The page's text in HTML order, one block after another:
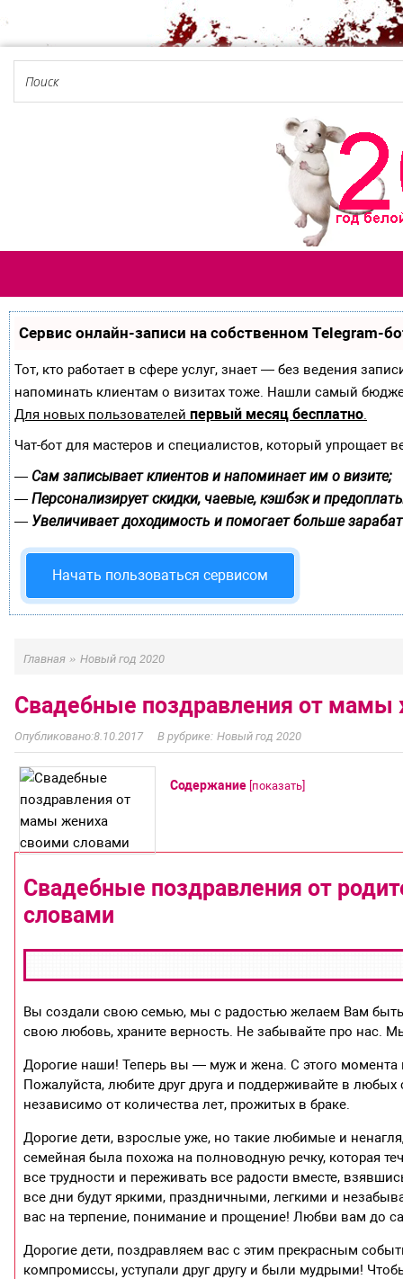
Сервис онлайн-записи на собственном Telegram-
Тот, кто работает в сфере услуг, знает — без ведения
напоминать клиентам о визитах тоже. Нашли самый
Для новых пользователей первый месяц бесплатно.
Чат-бот для мастеров и специалистов, который упрощает
— Сам записывает клиентов и напоминает им о визите;
— Персонализирует скидки, чаевые, кэшбэк и
— Увеличивает доходимость и помогает больше
Начать пользоваться сервисом
Главная » Новый год 2020
Свадебные поздравления от мамы
8.10.2017 Новый год 2020
Содержание [показать]
Свадебные поздравления от
словами
Вы создали свою семью, мы с радостью желаем Вам быть
свою любовь, храните верность. Не забывайте про нас.
Дорогие наши! Теперь вы — муж и жена. С этого
Пожалуйста, любите друг друга и поддерживайте в
независимо от количества лет, прожитых в браке.
Дорогие дети, взрослые уже, но такие любимые и
семейная была похожа на полноводную речку, которая
все трудности и переживать все радости вместе,
все дни будут яркими, праздничными, легкими и
вас на терпение, понимание и прощение! Любви вам до
Дорогие дети, поздравляем вас с этим прекрасным
компромиссы, уступали друг другу и были мудрыми!